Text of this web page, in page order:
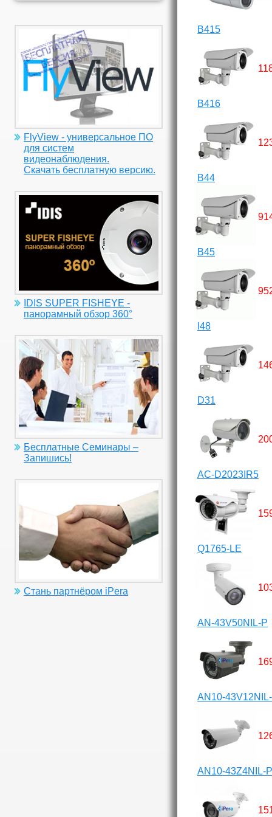
FlyView - универсальное ПО
для систем
видеонаблюдения.
Скачать бесплатную версию.
IDIS SUPER FISHEYE -
панорамный обзор 360°
Бесплатные Семинары –
Запишись!
Стань партнёром iPera
B415
B416
B44
B45
I48
D31
AC-D2023IR5
Q1765-LE
AN-43V50NIL-P
AN10-
AN10-43Z4NIL-P